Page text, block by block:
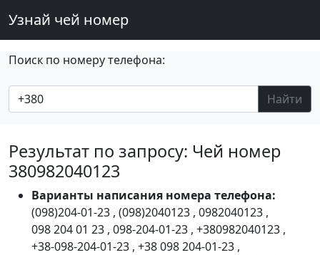
Узнай чей номер
Поиск по номеру телефона:
Найти
Результат по запросу: Чей номер
380982040123
Варианты написания номера телефона:
(098)204-01-23 , (098)2040123 , 0982040123 ,
098 204 01 23 , 098-204-01-23 , +380982040123 ,
+38-098-204-01-23 , +38 098 204-01-23 ,